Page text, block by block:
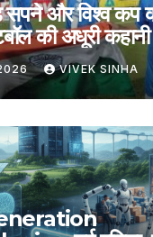
और विश्व कप
की अधूरी कहानी
VIVEK SINHA